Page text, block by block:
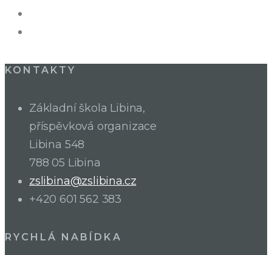
KONTAKTY
Základní škola Libina,
příspěvková organizace
Libina 548
788 05 Libina
zslibina@zslibina.cz
+420 601 562 383
RYCHLÁ NABÍDKA